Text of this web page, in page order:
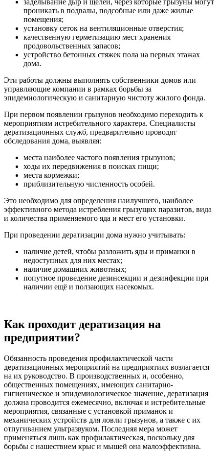
проникать в подвалы, подсобные или даже жилые
помещения;
установку сеток на вентиляционные отверстия;
качественную герметизацию мест хранения
продовольственных запасов;
устройство бетонных стяжек пола на первых этажах
дома.
Эти работы должны выполнять собственники домов или
управляющие компании в рамках борьбы за
эпидемиологическую и санитарную чистоту жилого фонда.
При первом появлении грызунов необходимо переходить к
мероприятиям истребительного характера. Специалисты
дератизационных служб, предварительно проводят
обследования дома, выявляя:
места наиболее частого появления грызунов;
ходы их передвижения в поисках пищи;
места кормежки;
приблизительную численность особей.
Это необходимо для определения наилучшего, наиболее
эффективного метода истребления грызущих паразитов, вида
и количества применяемого яда и мест его установки.
При проведении дератизации дома нужно учитывать:
наличие детей, чтобы разложить яды и приманки в
недоступных для них местах;
наличие домашних животных;
попутное проведение дезинсекции и дезинфекции при
наличии ещё и ползающих насекомых.
Как проходит дератизация на
предприятии?
Обязанность проведения профилактической части
дератизационных мероприятий на предприятиях возлагается
на их руководство. В производственных и, особенно,
общественных помещениях, имеющих санитарно-
гигиеническое и эпидемиологическое значение, дератизация
должна проводится ежемесячно, включая и истребительные
мероприятия, связанные с установкой приманок и
механических устройств для ловли грызунов, а также с их
отпугиванием ультразвуком. Последняя мера может
применяться лишь как профилактическая, поскольку для
борьбы с нашествием крыс и мышей она малоэффективна.